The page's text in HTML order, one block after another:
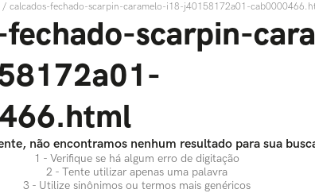
calcados-fechado-scarpin-caramelo-i18-j40158172a01-
scarpin-
não encontramos nenhum resultado para sua
1 - Verifique se há algum erro de digitação
2 - Tente utilizar apenas uma palavra
3 - Utilize sinônimos ou termos mais genéricos